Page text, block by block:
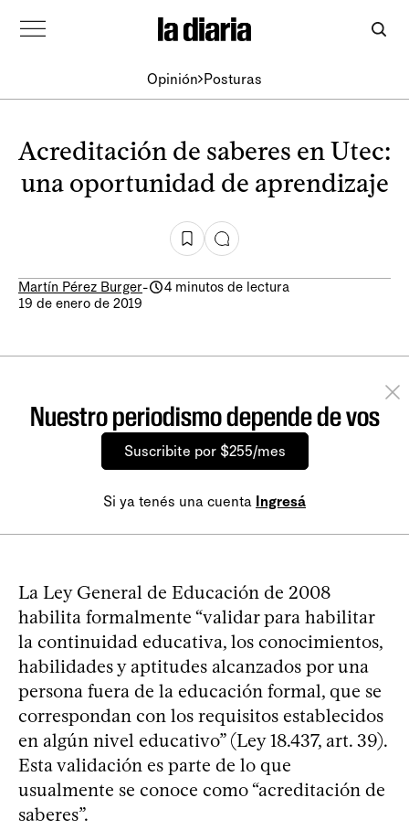
Opinión Posturas
Acreditación de saberes en Utec:
una oportunidad de aprendizaje
Martín Pérez Burger-
4 minutos de lectura
19 de enero de 2019
Nuestro periodismo depende de vos
Suscribite por $255/mes
Si ya tenés una cuenta Ingresá
La Ley General de Educación de 2008
habilita formalmente “validar para habilitar
la continuidad educativa, los conocimientos,
habilidades y aptitudes alcanzados por una
persona fuera de la educación formal, que se
correspondan con los requisitos establecidos
en algún nivel educativo” (Ley 18.437, art. 39).
Esta validación es parte de lo que
usualmente se conoce como “acreditación de
saberes”.